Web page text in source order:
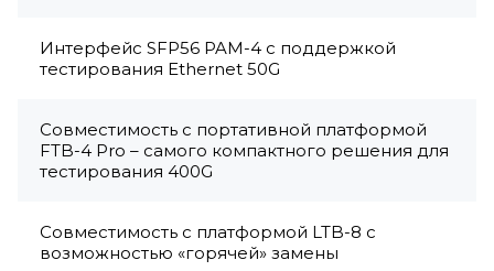
Интерфейс SFP56 PAM-4 с поддержкой
тестирования Ethernet 50G
Совместимость с портативной платформой
FTB-4 Pro – самого компактного решения для
тестирования 400G
Совместимость с платформой LTB-8 с
возможностью «горячей» замены